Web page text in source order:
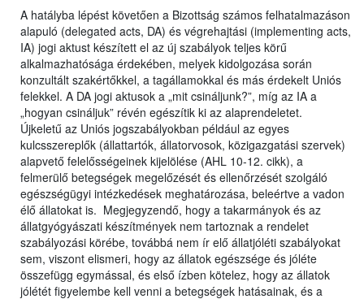
A hatályba lépést követően a Bizottság számos felhatalmazáson
alapuló (delegated acts, DA) és végrehajtási (implementing acts,
IA) jogi aktust készített el az új szabályok teljes körű
alkalmazhatósága érdekében, melyek kidolgozása során
konzultált szakértőkkel, a tagállamokkal és más érdekelt Uniós
felekkel. A DA jogi aktusok a „mit csináljunk?”, míg az IA a
„hogyan csináljuk” révén egészítik ki az alaprendeletet.
Újkeletű az Uniós jogszabályokban például az egyes
kulcsszereplők (állattartók, állatorvosok, közigazgatási szervek)
alapvető felelősségeinek kijelölése (AHL 10-12. cikk), a
felmerülő betegségek megelőzését és ellenőrzését szolgáló
egészségügyi intézkedések meghatározása, beleértve a vadon
élő állatokat is. Megjegyzendő, hogy a takarmányok és az
állatgyógyászati készítmények nem tartoznak a rendelet
szabályozási körébe, továbbá nem ír elő állatjóléti szabályokat
sem, viszont elismeri, hogy az állatok egészsége és jóléte
összefügg egymással, és első ízben kötelez, hogy az állatok
jólétét figyelembe kell venni a betegségek hatásainak, és a